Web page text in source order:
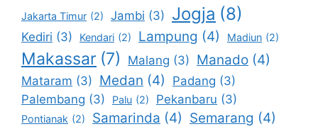
Jakarta Timur (2) Jambi (3) Jogja (8)
Kediri (3) Kendari (2) Lampung (4) Madiun (2)
Makassar (7) Malang (3) Manado (4)
Mataram (3) Medan (4) Padang (3)
Palembang (3) Palu (2) Pekanbaru (3)
Pontianak (2) Samarinda (4) Semarang (4)